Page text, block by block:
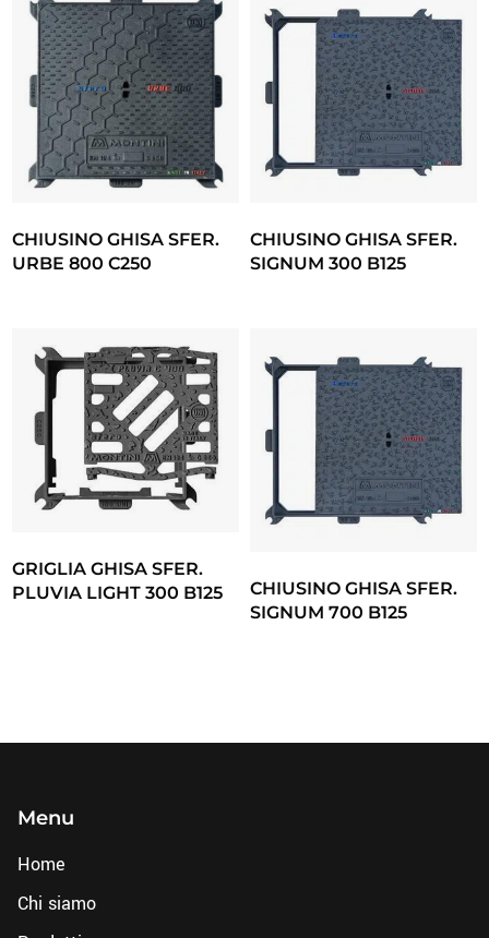
CHIUSINO GHISA SFER.
URBE 800 C250
CHIUSINO GHISA SFER.
SIGNUM 300 B125
GRIGLIA GHISA SFER.
PLUVIA LIGHT 300 B125
CHIUSINO GHISA SFER.
SIGNUM 700 B125
Menu
Home
Chi siamo